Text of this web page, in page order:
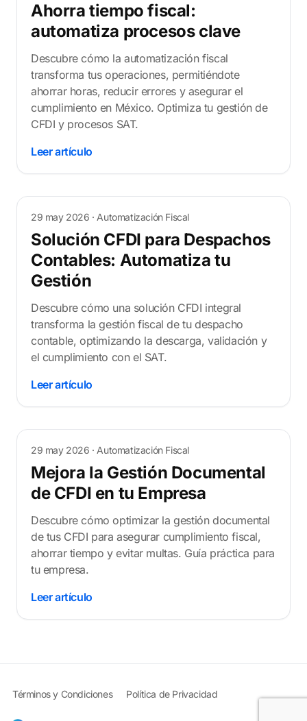
Ahorra tiempo fiscal:
automatiza procesos clave
Descubre cómo la automatización fiscal
transforma tus operaciones, permitiéndote
ahorrar horas, reducir errores y asegurar el
cumplimiento en México. Optimiza tu gestión de
CFDI y procesos SAT.
Leer artículo
29 may 2026 · Automatización Fiscal
Solución CFDI para Despachos
Contables: Automatiza tu
Gestión
Descubre cómo una solución CFDI integral
transforma la gestión fiscal de tu despacho
contable, optimizando la descarga, validación y
el cumplimiento con el SAT.
Leer artículo
29 may 2026 · Automatización Fiscal
Mejora la Gestión Documental
de CFDI en tu Empresa
Descubre cómo optimizar la gestión documental
de tus CFDI para asegurar cumplimiento fiscal,
ahorrar tiempo y evitar multas. Guía práctica para
tu empresa.
Leer artículo
Términos y Condiciones Política de Privacidad